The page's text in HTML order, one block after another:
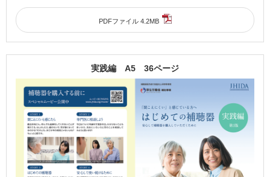
PDFファイル 4.2MB
実践編 A5 36ページ